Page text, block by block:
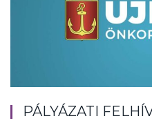
PÁLYÁZATI